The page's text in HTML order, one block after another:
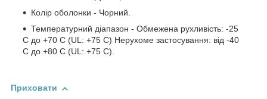
Колір оболонки - Чорний.
Температурний діапазон - Обмежена рухливість: -25
C до +70 C (UL: +75 C) Нерухоме застосування: від -40
C до +80 C (UL: +75 C).
Приховати